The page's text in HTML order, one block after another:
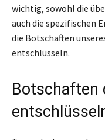
wichtig, sowohl die
auch die spezifischen
die Botschaften
entschlüsseln.
Botschaften